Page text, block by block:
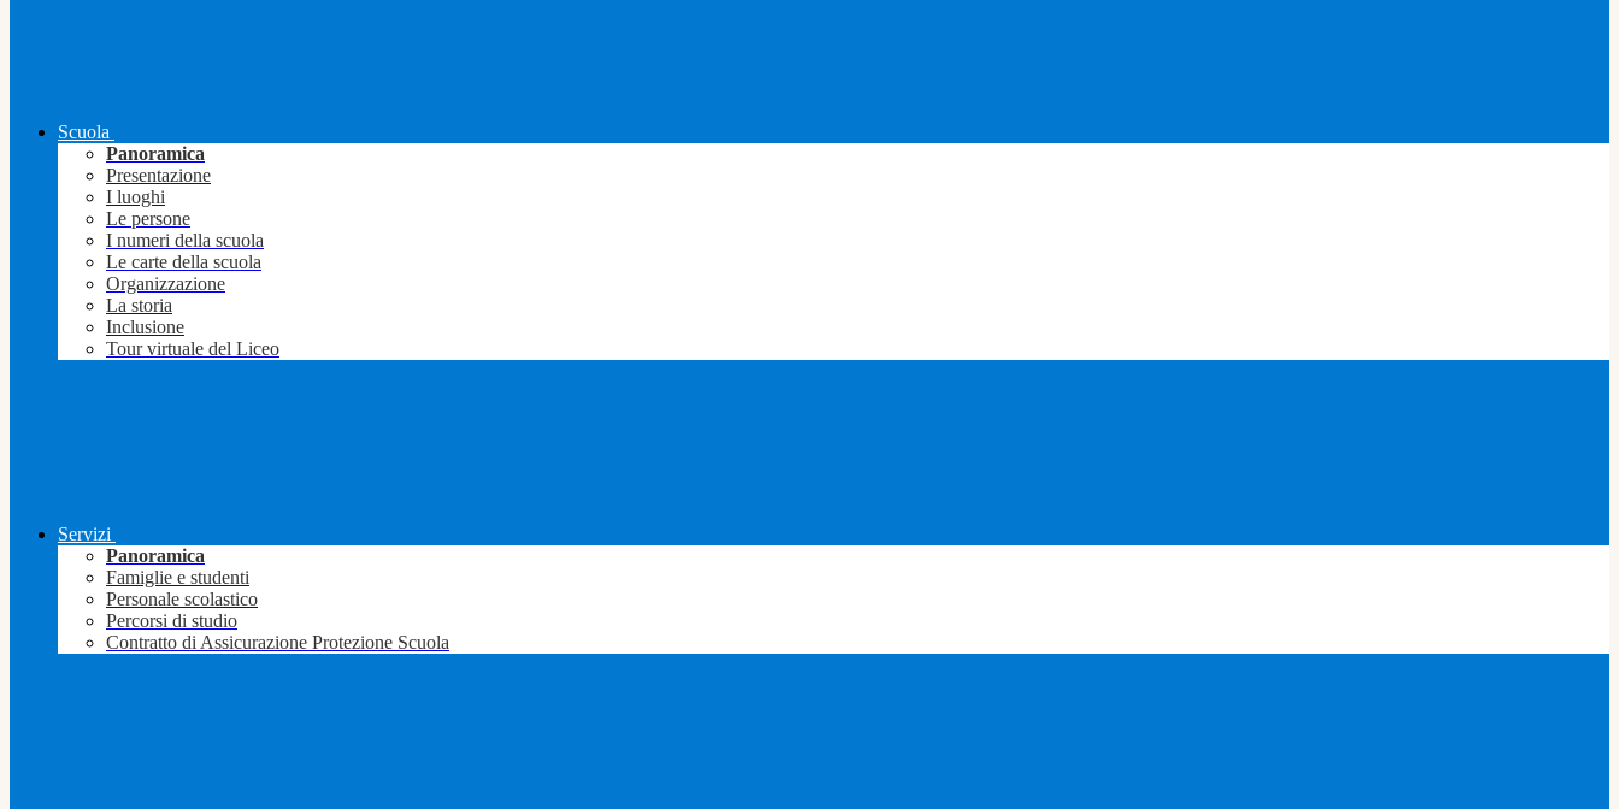
Scuola
Panoramica
Presentazione
I luoghi
Le persone
I numeri della scuola
Le carte della scuola
Organizzazione
La storia
Inclusione
Tour virtuale del Liceo
Servizi
Panoramica
Famiglie e studenti
Personale scolastico
Percorsi di studio
Contratto di Assicurazione Protezione Scuola